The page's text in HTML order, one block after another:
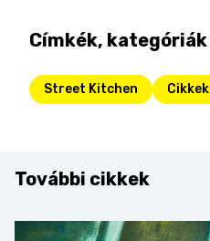
Címkék, kategóriák
Street Kitchen Cikkek
További cikkek